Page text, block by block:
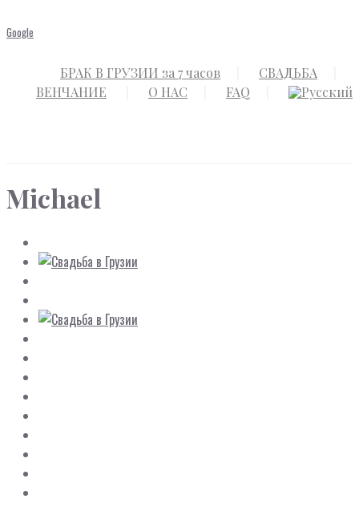
Google
БРАК В ГРУЗИИ за 7 часов
СВАДЬБА
ВЕНЧАНИЕ
О НАС FAQ
Michael